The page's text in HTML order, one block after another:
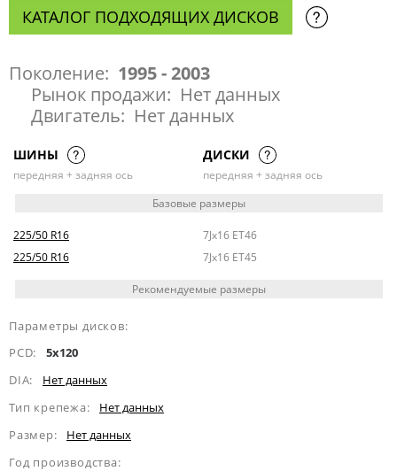
КАТАЛОГ ПОДХОДЯЩИХ ДИСКОВ
Поколение: 1995 - 2003
Рынок продажи: Нет данных
Двигатель: Нет данных
ШИНЫ
передняя + задняя ось
ДИСКИ
передняя + задняя ось
Базовые размеры
225/50 R16
7Jx16 ET46
225/50 R16
7Jx16 ET45
Рекомендуемые размеры
Параметры дисков:
PCD:
5x120
DIA:
Нет данных
Тип крепежа:
Нет данных
Размер:
Нет данных
Год производства: